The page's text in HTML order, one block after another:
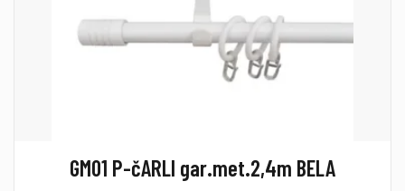
GM01 P-čARLI gar.met.2,4m BELA